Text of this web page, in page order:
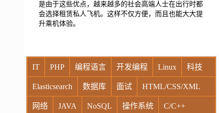
是由于这些优点，越来越多的社会高端人士在出行时都
会选择租赁私人飞机。这样不仅方便，而且也能大大提
升乘机体验。
IT PHP 编程语言 开发编程 Linux 科技
Elasticsearch 数据库 面试 HTML/CSS/XML
网络 JAVA NoSQL 操作系统 C/C++